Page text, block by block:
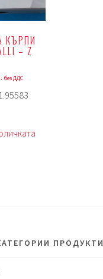
КЪРПИ
– Z
без ДДС
ПРОДУКТИ